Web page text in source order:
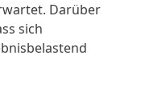
Darüber
sich